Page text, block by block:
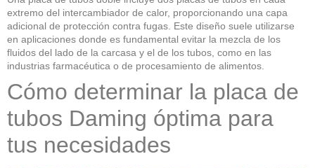
extremo del intercambiador de calor, proporcionando una capa
adicional de protección contra fugas. Este diseño suele utilizarse
en aplicaciones donde es fundamental evitar la mezcla de los
fluidos del lado de la carcasa y el de los tubos, como en las
industrias farmacéutica o de procesamiento de alimentos.
Cómo determinar la placa de
tubos Daming óptima para
tus necesidades